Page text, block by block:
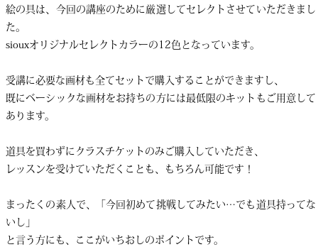
絵の具は、今回の講座のために厳選してセレクトさせていただきまし
た。
siouxオリジナルセレクトカラーの12色となっています。
受講に必要な画材も全てセットで購入することができますし、
既にベーシックな画材をお持ちの方には最低限のキットもご用意して
あります。
道具を買わずにクラスチケットのみご購入していただき、
レッスンを受けていただくことも、もちろん可能です！
まったくの素人で、「今回初めて挑戦してみたい…でも道具持ってな
いし」
と言う方にも、ここがいちおしのポイントです。